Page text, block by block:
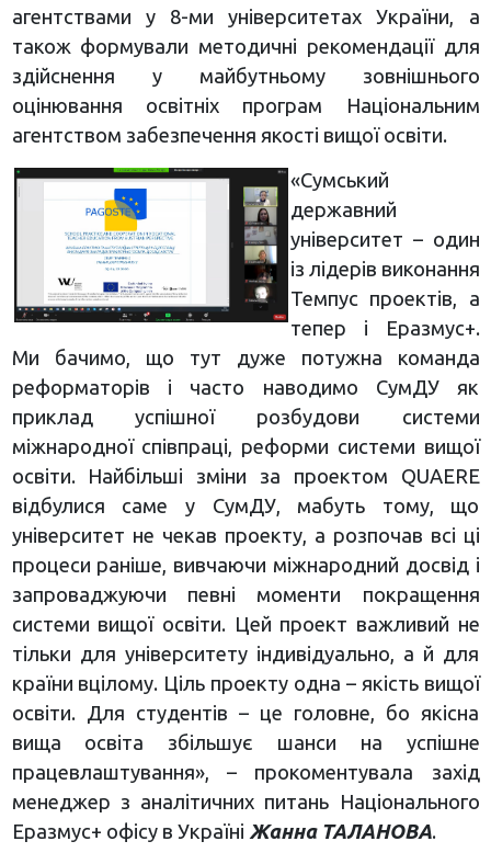
агентствами у 8-ми університетах України, а
також формували методичні рекомендації для
здійснення у майбутньому зовнішнього
оцінювання освітніх програм Національним
агентством забезпечення якості вищої освіти.
«Сумський
державний
університет – один
із лідерів виконання
Темпус проектів, а
тепер і Еразмус+.
Ми бачимо, що тут дуже потужна команда
реформаторів і часто наводимо СумДУ як
приклад успішної розбудови системи
міжнародної співпраці, реформи системи вищої
освіти. Найбільші зміни за проектом QUAERE
відбулися саме у СумДУ, мабуть тому, що
університет не чекав проекту, а розпочав всі ці
процеси раніше, вивчаючи міжнародний досвід і
запроваджуючи певні моменти покращення
системи вищої освіти. Цей проект важливий не
тільки для університету індивідуально, а й для
країни вцілому. Ціль проекту одна – якість вищої
освіти. Для студентів – це головне, бо якісна
вища освіта збільшує шанси на успішне
працевлаштування», – прокоментувала захід
менеджер з аналітичних питань Національного
Еразмус+ офісу в Україні Жанна ТАЛАНОВА.